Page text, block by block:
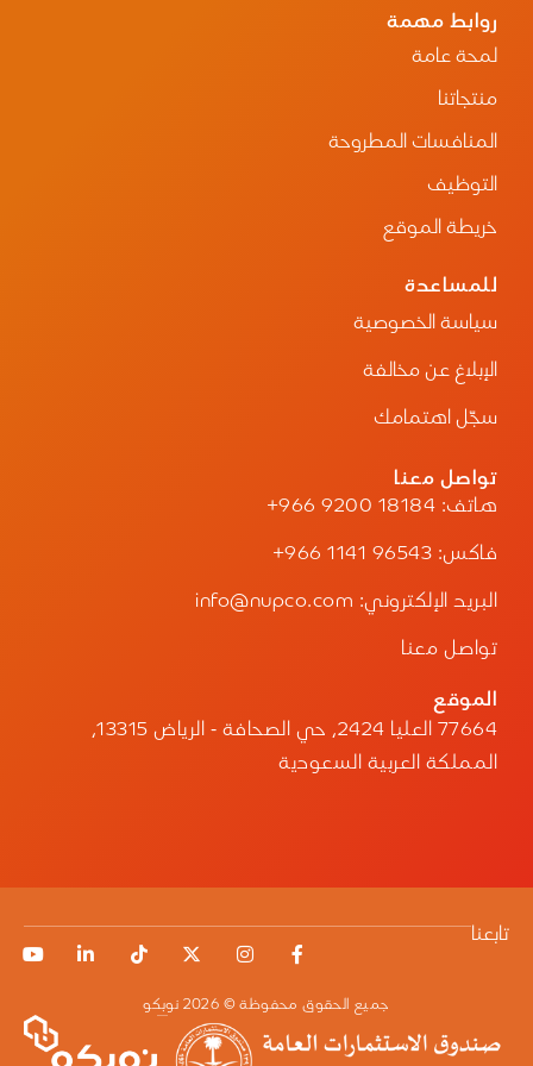
القرن 20: النظارات الشمسية
ظهرت النظارات الطبية الحديثة المصنوعة من
البلاستيك والخامات الخفيفة والمتينة.
بدأ استخدام النظارات الشمسية الطبية لحماية العين
القرن 21: التقنيات المتقدمة
النظارات الطبية القابلة للتعديل حسب القياسات
الرقمية للعين.
دمج التكنولوجيا الرقمية: نظارات الواقع المعزز،
ونظارات الرؤية الليلية، ونظارات الطباعة ثلاثية
يعتمد الأغلبية اليوم على عدسات دقيقة
وتقنيات حديثة مثل مضادات الانعكاس
والعدسات الذكية لتحسين الرؤية والراحة.
من التقنيات الحديثة في النظارات الطبية
وأخف وزناً، إلى جانب الطباعة ثلاثية الأبعاد
في تصنيع الإطارات لتناسب شكل الوجه بدقة
روابط مهمة
لمحة عامة
منتجاتنا
المنافسات المطروحة
التوظيف
خريطة الموقع
للمساعدة
سياسة الخصوصية
الإبلاغ عن مخالفة
سجّل اهتمامك
تواصل معنا
هاتف: +966 9200 18184
فاكس: +966 1141 96543
البريد الإلكتروني: info@nupco.com
تواصل معنا
الموقع
77664 العليا 2424، حي الصحافة - الرياض 13315،
المملكة العربية السعودية
تابعنا
جميع الحقوق محفوظة © 2026 نوبكو